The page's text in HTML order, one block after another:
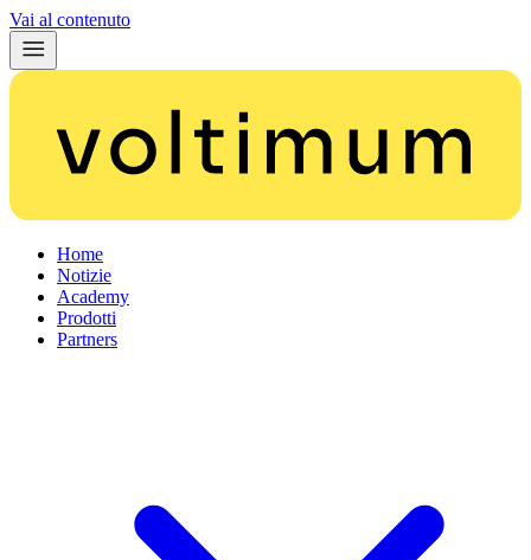
Vai al contenuto
Home
Notizie
Academy
Prodotti
Partners